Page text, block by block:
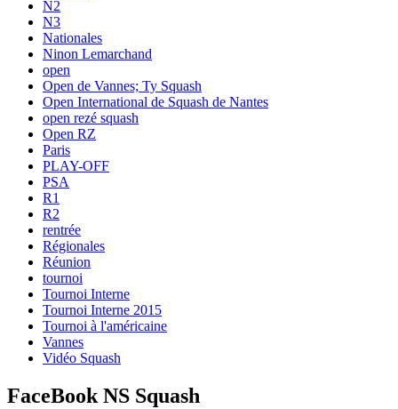
N2
N3
Nationales
Ninon Lemarchand
open
Open de Vannes; Ty Squash
Open International de Squash de Nantes
open rezé squash
Open RZ
Paris
PLAY-OFF
PSA
R1
R2
rentrée
Régionales
Réunion
tournoi
Tournoi Interne
Tournoi Interne 2015
Tournoi à l'américaine
Vannes
Vidéo Squash
FaceBook NS Squash